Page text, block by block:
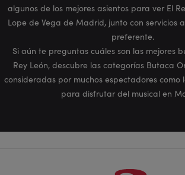
algunos de los mejores asientos para ver El
Lope de Vega de Madrid, junto con servicios
preferente.
Si aún te preguntas cuáles son las mejores
Rey León, descubre las categorías Butaca
consideradas por muchos espectadores como
para disfrutar del musical en